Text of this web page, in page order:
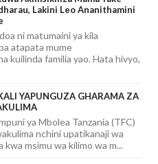
Lakini Leo Ananithamini
ni matumaini ya kila
atapata mume
kuilinda familia yao. Hata hivyo,
YAPUNGUZA GHARAMA ZA
ya Mbolea Tanzania (TFC)
nchini upatikanaji wa
msimu wa kilimo wa m...